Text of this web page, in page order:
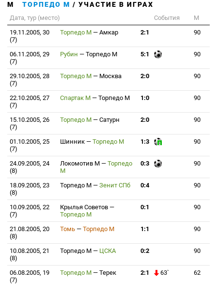
ТОРПЕДО М / УЧАСТИЕ В ИГРАХ
Дата, тур (место) События
М
19.11.2005, 30
(7)
Торпедо М — Амкар 2:1 90
06.11.2005, 29
(7)
Рубин — Торпедо М 5:1 90
29.10.2005, 28
(7)
Торпедо М — Москва 2:0 90
22.10.2005, 27
(7)
Спартак М — Торпедо М 1:0 90
15.10.2005, 26
(7)
Торпедо М — Сатурн 2:0 90
01.10.2005, 25
(7)
Шинник — Торпедо М 1:3 90
24.09.2005, 24
(8)
Локомотив М — Торпедо
М
0:3 90
18.09.2005, 23
(8)
Торпедо М — Зенит СПб 0:4 90
10.09.2005, 22
(7)
Крылья Советов —
Торпедо М
0:1 90
21.08.2005, 20
(8)
Томь — Торпедо М 1:1 90
10.08.2005, 21
(8)
Торпедо М — ЦСКА 0:2 90
06.08.2005, 19
(7)
Торпедо М — Терек 2:1 63` 62